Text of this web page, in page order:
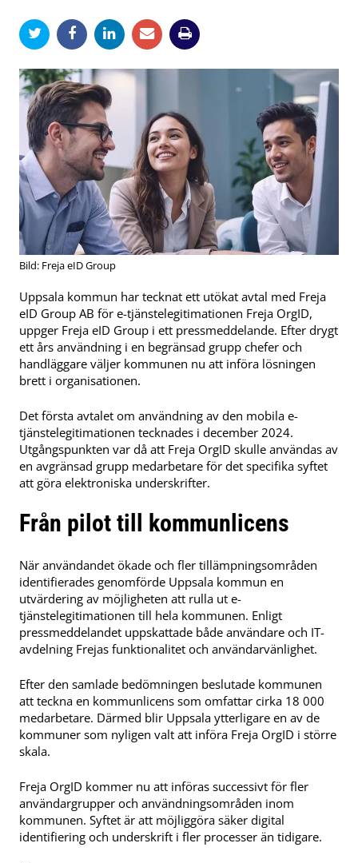
Bild: Freja eID Group
Uppsala kommun har tecknat ett utökat avtal med Freja
eID Group AB för e-tjänstelegitimationen Freja OrgID,
uppger Freja eID Group i ett pressmeddelande. Efter drygt
ett års användning i en begränsad grupp chefer och
handläggare väljer kommunen nu att införa lösningen
brett i organisationen.
Det första avtalet om användning av den mobila e-
tjänstelegitimationen tecknades i december 2024.
Utgångspunkten var då att Freja OrgID skulle användas av
en avgränsad grupp medarbetare för det specifika syftet
att göra elektroniska underskrifter.
Från pilot till kommunlicens
När användandet ökade och fler tillämpningsområden
identifierades genomförde Uppsala kommun en
utvärdering av möjligheten att rulla ut e-
tjänstelegitimationen till hela kommunen. Enligt
pressmeddelandet uppskattade både användare och IT-
avdelning Frejas funktionalitet och användarvänlighet.
Efter den samlade bedömningen beslutade kommunen
att teckna en kommunlicens som omfattar cirka 18 000
medarbetare. Därmed blir Uppsala ytterligare en av de
kommuner som nyligen valt att införa Freja OrgID i större
skala.
Freja OrgID kommer nu att införas successivt för fler
användargrupper och användningsområden inom
kommunen. Syftet är att möjliggöra säker digital
identifiering och underskrift i fler processer än tidigare.